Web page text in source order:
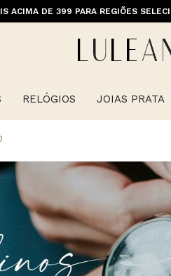
ACIMA DE 399 PARA REGIÕES
RELÓGIOS JOIAS PRATA